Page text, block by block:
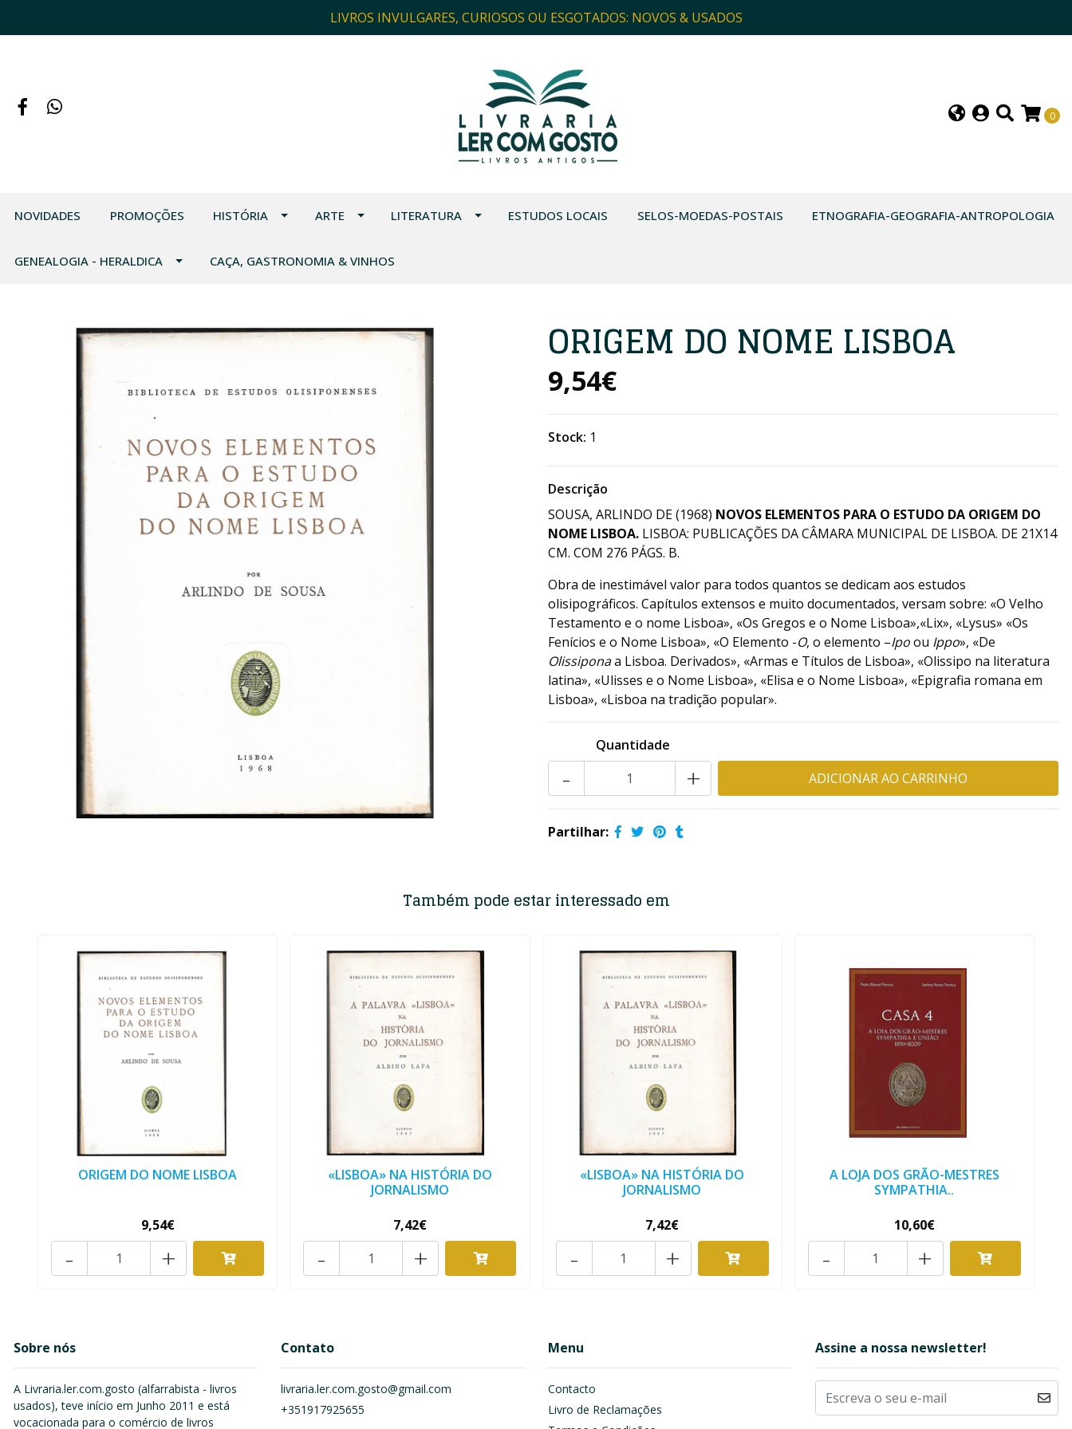
LIVROS INVULGARES, CURIOSOS OU ESGOTADOS: NOVOS & USADOS
0
NOVIDADES PROMOÇÕES HISTÓRIA ARTE LITERATURA ESTUDOS LOCAIS SELOS-MOEDAS-POSTAIS ETNOGRAFIA-GEOGRAFIA-ANTROPOLOGIA
GENEALOGIA - HERALDICA CAÇA, GASTRONOMIA & VINHOS
ORIGEM DO NOME LISBOA
9,54€
Stock: 1
Descrição
SOUSA, ARLINDO DE (1968) NOVOS ELEMENTOS PARA O ESTUDO DA ORIGEM DO
NOME LISBOA. LISBOA: PUBLICAÇÕES DA CÂMARA MUNICIPAL DE LISBOA. DE 21X14
CM. COM 276 PÁGS. B.
Obra de inestimável valor para todos quantos se dedicam aos estudos
olisipográficos. Capítulos extensos e muito documentados, versam sobre: «O Velho
Testamento e o nome Lisboa», «Os Gregos e o Nome Lisboa»,«Lix», «Lysus» «Os
Fenícios e o Nome Lisboa», «O Elemento -O, o elemento –Ipoou Ippo», «De
Olissiponaa Lisboa. Derivados», «Armas e Títulos de Lisboa», «Olissipo na literatura
latina», «Ulisses e o Nome Lisboa», «Elisa e o Nome Lisboa», «Epigrafia romana em
Lisboa», «Lisboa na tradição popular».
Quantidade
+
-
Partilhar:
Também pode estar interessado em
ORIGEM DO NOME LISBOA
9,54€
+
-
«LISBOA» NA HISTÓRIA DO
JORNALISMO
7,42€
+
-
«LISBOA» NA HISTÓRIA DO
JORNALISMO
7,42€
+
-
A LOJA DOS GRÃO-MESTRES
SYMPATHIA..
10,60€
+
-
Sobre nós
A Livraria.ler.com.gosto (alfarrabista - livros
usados), teve início em Junho 2011 e está
vocacionada para o comércio de livros
Contato
livraria.ler.com.gosto@gmail.com
+351917925655
Menu
Contacto
Livro de Reclamações
Assine a nossa newsletter!